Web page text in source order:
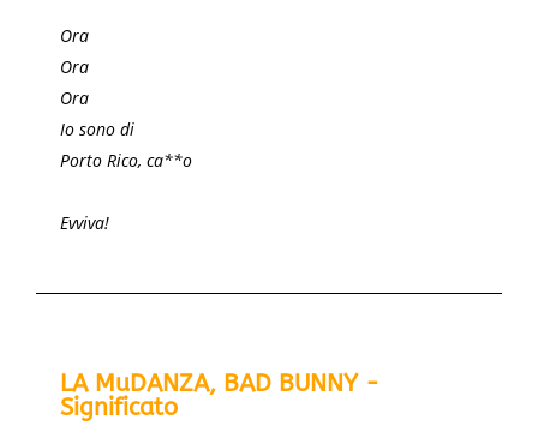
Ora
Ora
Ora
Io sono di
Porto Rico, ca**o
Evviva!
LA MuDANZA, BAD BUNNY -
Significato